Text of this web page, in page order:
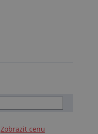
Zobrazit cenu